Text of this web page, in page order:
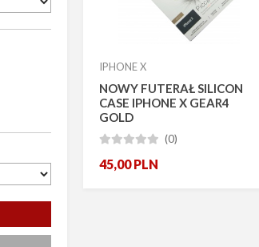
IPHONE X
NOWY FUTERAŁ SILICON
CASE IPHONE X GEAR4
GOLD
 (0)
45,00PLN